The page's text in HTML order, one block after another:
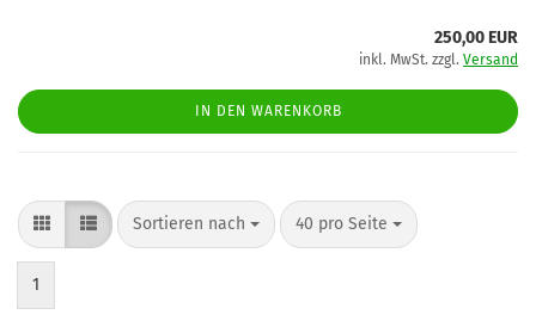
250,00 EUR
inkl. MwSt. zzgl. Versand
IN DEN WARENKORB
Sortieren nach
Sortieren nach 40 pro Seite
pro Seite
1